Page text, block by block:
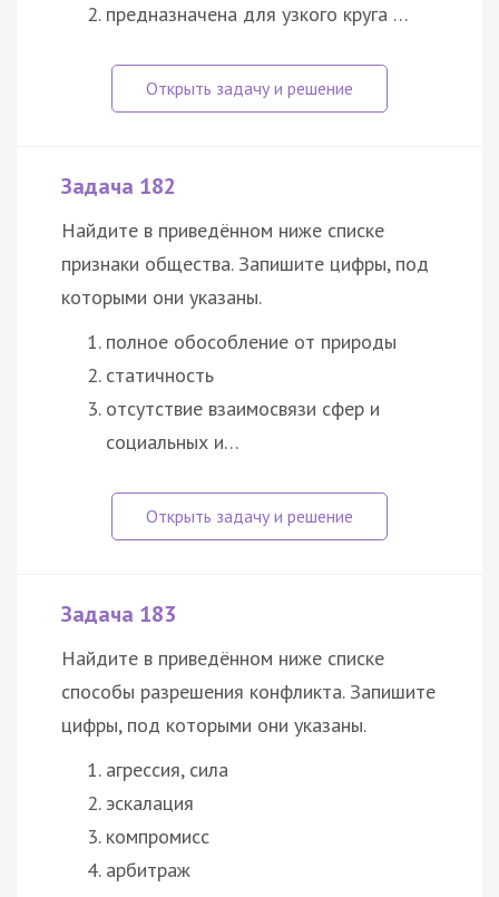
предназначена для узкого круга …
Задача 182
Найдите в приведённом ниже списке
признаки общества. Запишите цифры, под
которыми они указаны.
полное обособление от природы
статичность
отсутствие взаимосвязи сфер и
социальных и…
Задача 183
Найдите в приведённом ниже списке
способы разрешения конфликта. Запишите
цифры, под которыми они указаны.
агрессия, сила
эскалация
компромисс
арбитраж